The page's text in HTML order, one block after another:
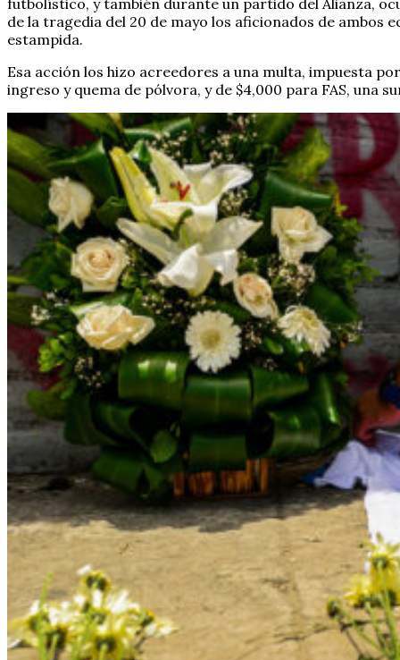
futbolístico, y también durante un partido del Alianza,
de la tragedia del 20 de mayo los aficionados de
estampida.
Esa acción los hizo acreedores a una multa, impuesta
ingreso y quema de pólvora, y de $4,000 para FAS, una